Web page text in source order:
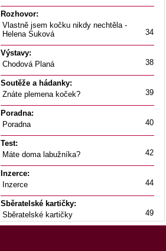
Rozhovor:
Vlastně jsem kočku nikdy nechtěla -
Helena Suková
34
Výstavy:
Chodová Planá
38
Soutěže a hádanky:
Znáte plemena koček?
39
Poradna:
Poradna
40
Test:
Máte doma labužníka?
42
Inzerce:
Inzerce
44
Sběratelské kartičky:
Sběratelské kartičky
49